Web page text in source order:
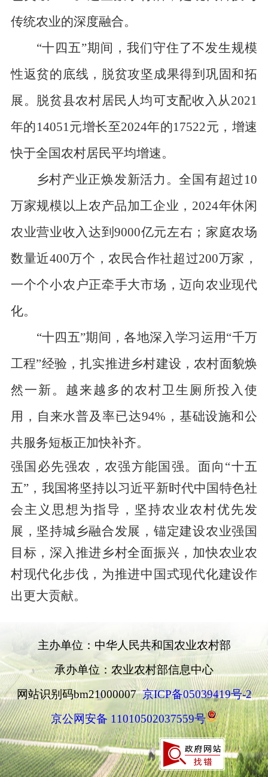
传统农业的深度融合。
“十四五”期间，我们守住了不发生规模
性返贫的底线，脱贫攻坚成果得到巩固和拓
展。脱贫县农村居民人均可支配收入从2021
年的14051元增长至2024年的17522元，增速
快于全国农村居民平均增速。
乡村产业正焕发新活力。全国有超过10
万家规模以上农产品加工企业，2024年休闲
农业营业收入达到9000亿元左右；家庭农场
数量近400万个，农民合作社超过200万家，
一个个小农户正牵手大市场，迈向农业现代
化。
“十四五”期间，各地深入学习运用“千万
工程”经验，扎实推进乡村建设，农村面貌焕
然一新。越来越多的农村卫生厕所投入使
用，自来水普及率已达94%，基础设施和公
共服务短板正加快补齐。
强国必先强农，农强方能国强。面向“十五
五”，我国将坚持以习近平新时代中国特色社
会主义思想为指导，坚持农业农村优先发
展，坚持城乡融合发展，锚定建设农业强国
目标，深入推进乡村全面振兴，加快农业农
村现代化步伐，为推进中国式现代化建设作
出更大贡献。
主办单位：中华人民共和国农业农村部
承办单位：农业农村部信息中心
网站识别码bm21000007京ICP备05039419号-2
京公网安备 11010502037559号